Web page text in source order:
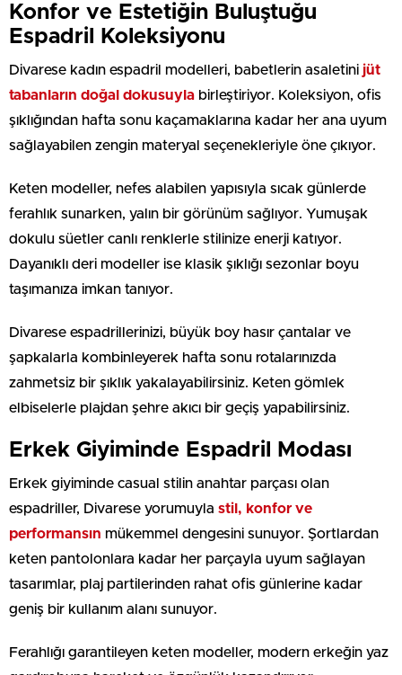
Konfor ve Estetiğin Buluştuğu
Espadril Koleksiyonu
Divarese kadın espadril modelleri, babetlerin asaletini jüt
tabanların doğal dokusuyla birleştiriyor. Koleksiyon, ofis
şıklığından hafta sonu kaçamaklarına kadar her ana uyum
sağlayabilen zengin materyal seçenekleriyle öne çıkıyor.
Keten modeller, nefes alabilen yapısıyla sıcak günlerde
ferahlık sunarken, yalın bir görünüm sağlıyor. Yumuşak
dokulu süetler canlı renklerle stilinize enerji katıyor.
Dayanıklı deri modeller ise klasik şıklığı sezonlar boyu
taşımanıza imkan tanıyor.
Divarese espadrillerinizi, büyük boy hasır çantalar ve
şapkalarla kombinleyerek hafta sonu rotalarınızda
zahmetsiz bir şıklık yakalayabilirsiniz. Keten gömlek
elbiselerle plajdan şehre akıcı bir geçiş yapabilirsiniz.
Erkek Giyiminde Espadril Modası
Erkek giyiminde casual stilin anahtar parçası olan
espadriller, Divarese yorumuyla stil, konfor ve
performansın mükemmel dengesini sunuyor. Şortlardan
keten pantolonlara kadar her parçayla uyum sağlayan
tasarımlar, plaj partilerinden rahat ofis günlerine kadar
geniş bir kullanım alanı sunuyor.
Ferahlığı garantileyen keten modeller, modern erkeğin yaz